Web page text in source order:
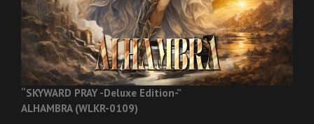
“SKYWARD PRAY -Deluxe Edition-”
ALHAMBRA (WLKR-0109)